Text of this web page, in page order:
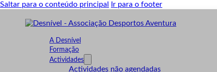
Saltar para o conteúdo principal Ir para o footer
A Desnível
Formação
Actividades
Actividades não agendadas